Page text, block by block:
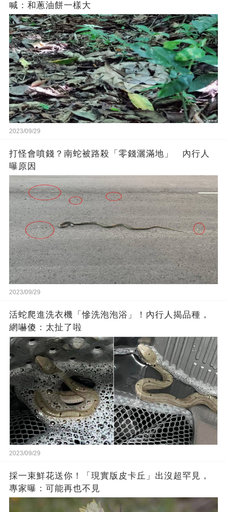
喊：和蔥油餅一樣大
2023/09/29
打怪會噴錢？南蛇被路殺「零錢灑滿地」 內行人
曝原因
2023/09/29
活蛇爬進洗衣機「慘洗泡泡浴」！內行人揭品種，
網嚇傻：太扯了啦
2023/09/29
採一束鮮花送你！「現實版皮卡丘」出沒超罕見，
專家曝：可能再也不見